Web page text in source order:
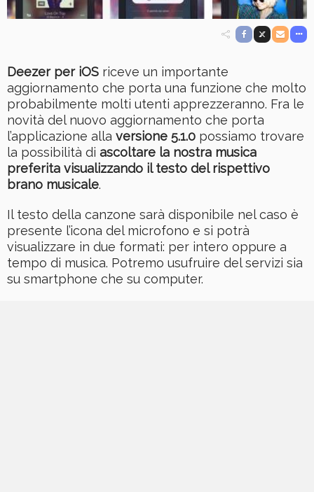
Deezer per iOS riceve un importante
aggiornamento che porta una funzione che molto
probabilmente molti utenti apprezzeranno. Fra le
novità del nuovo aggiornamento che porta
l’applicazione alla versione 5.1.0 possiamo trovare
la possibilità di ascoltare la nostra musica
preferita visualizzando il testo del rispettivo
brano musicale.
Il testo della canzone sarà disponibile nel caso è
presente l’icona del microfono e si potrà
visualizzare in due formati: per intero oppure a
tempo di musica. Potremo usufruire del servizi sia
su smartphone che su computer.